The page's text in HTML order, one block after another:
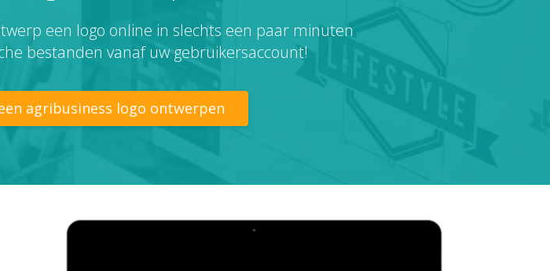
een logo online in slechts een paar minuten
bestanden vanaf uw gebruikersaccount!
agribusiness logo ontwerpen